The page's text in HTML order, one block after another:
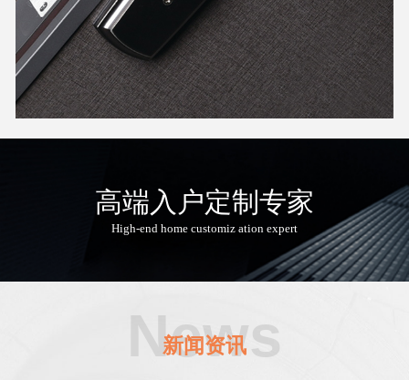
高端入户定制专家
High-end home customiz ation expert
News
新闻资讯